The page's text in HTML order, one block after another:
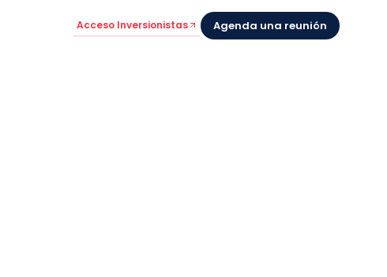
Acceso Inversionistas Agenda una reunión